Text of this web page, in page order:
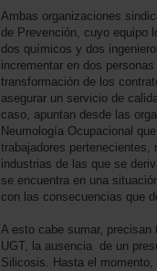
Ambas organizaciones
de Prevención, cuyo equipo
dos químicos y dos
incrementar en dos
transformación de los
asegurar un servicio de
caso, apuntan desde las
Neumología Ocupacional
trabajadores
industrias de las que se
se encuentra en una
con las consecuencias que
A esto cabe sumar,
UGT, la ausencia de un
Silicosis. Hasta el